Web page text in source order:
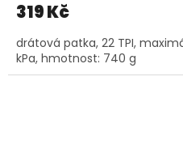
319 Kč
drátová patka, 22 TPI,
kPa, hmotnost: 740 g